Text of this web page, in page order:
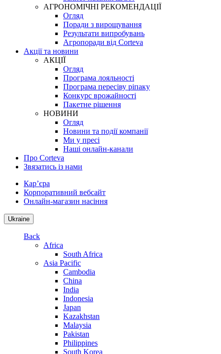
АГРОНОМІЧНІ РЕКОМЕНДАЦІЇ
Огляд
Поради з вирощування
Результати випробувань
Агропоради від Corteva
Акції та новини
АКЦІЇ
Огляд
Програма лояльності
Програма пересіву ріпаку
Конкурс врожайності
Пакетне рішення
НОВИНИ
Огляд
Новини та події компанії
Ми у пресі
Наші онлайн-канали
Про Corteva
Звязатись із нами
Кар’єра
Корпоративний вебсайт
Онлайн-магазин насіння
Ukraine
Back
Africa
South Africa
Asia Pacific
Cambodia
China
India
Indonesia
Japan
Kazakhstan
Malaysia
Pakistan
Philippines
South Korea